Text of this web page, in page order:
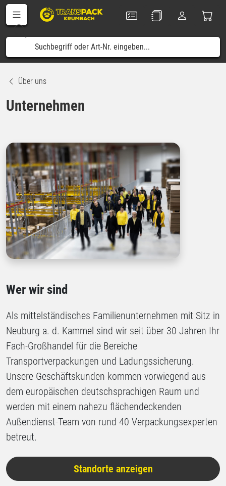
Über uns
Unternehmen
Wer wir sind
Als mittelständisches Familienunternehmen mit Sitz in
Neuburg a. d. Kammel sind wir seit über 30 Jahren Ihr
Fach-Großhandel für die Bereiche
Transportverpackungen und Ladungssicherung.
Unsere Geschäftskunden kommen vorwiegend aus
dem europäischen deutschsprachigen Raum und
werden mit einem nahezu flächendeckenden
Außendienst-Team von rund 40 Verpackungsexperten
betreut.
Standorte anzeigen